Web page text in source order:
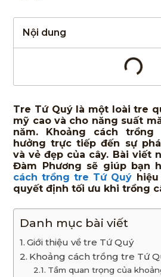
Nội dung
Tre Tứ Quý là một loài tre
mỹ cao và cho năng suất
năm. Khoảng cách
hưởng trực tiếp đến sự
và vẻ đẹp của cây. Bài viết
Đàm Phương sẽ giúp bạn
cách trồng tre Tứ Quý
quyết định tối ưu khi trồng
Danh mục bài viết
Giới thiệu về tre Tứ Quý
Khoảng cách trồng tre Tứ
Tầm quan trọng của